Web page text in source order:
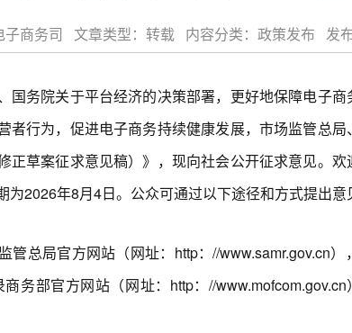
子商务司 文章类型：转载 内容分类：政策发布 发
务院关于平台经济的决策部署，更好地保障电子商
者行为，促进电子商务持续健康发展，市场监管总
正草案征求意见稿）》，现向社会公开征求意见。
为2026年8月4日。公众可通过以下途径和方式提出意
总局官方网站（网址：http：//www.samr.gov.cn）
务部官方网站（网址：http：//